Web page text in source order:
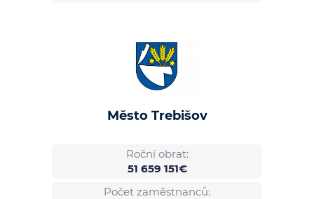
Město Trebišov
Roční obrat:
51 659 151€
Počet zaměstnanců: